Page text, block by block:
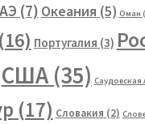
(7) Океания (5) Оман
(16) Португалия (3)
США(35) Саудовская
(17) Словакия (2)